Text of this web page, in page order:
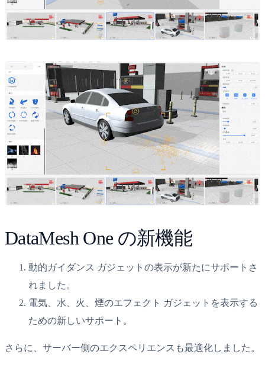
DataMesh One の新機能
動的ガイダンス ガジェットの表示が新たにサポートさ
れました。
電気、水、火、煙のエフェクト ガジェットを表示する
ための新しいサポート。
さらに、サーバー側のエクスペリエンスも最適化しました。